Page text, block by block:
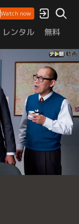
Watch now
レンタル 無料